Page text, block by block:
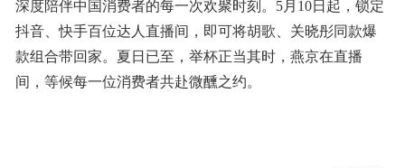
深度陪伴中国消费者的每一次欢聚时刻。5月10日起，锁定
抖音、快手百位达人直播间，即可将胡歌、关晓彤同款爆
款组合带回家。夏日已至，举杯正当其时，燕京在直播
间，等候每一位消费者共赴微醺之约。